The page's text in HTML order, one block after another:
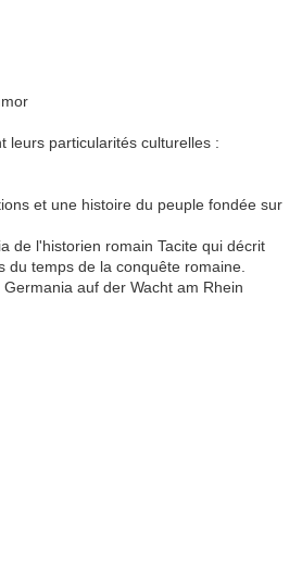
leurs particularités culturelles :
et une histoire du peuple fondée sur
de l'historien romain Tacite qui décrit
du temps de la conquête romaine.